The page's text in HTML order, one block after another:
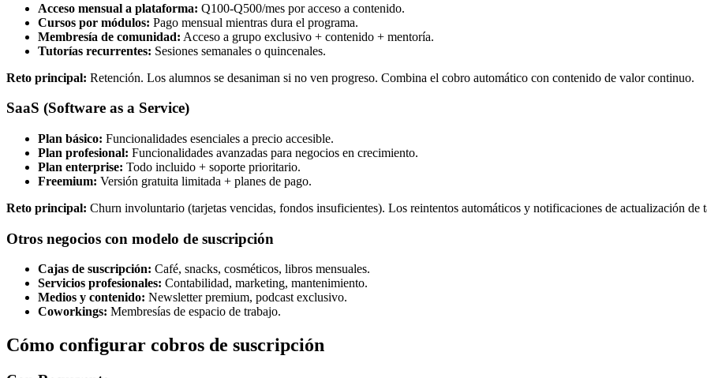
Acceso mensual a plataforma: Q100-Q500/mes por acceso a contenido.
Cursos por módulos: Pago mensual mientras dura el programa.
Membresía de comunidad: Acceso a grupo exclusivo + contenido + mentoría.
Tutorías recurrentes: Sesiones semanales o quincenales.
Reto principal: Retención. Los alumnos se desaniman si no ven progreso. Combina el cobro automático con contenido de valor continuo.
SaaS (Software as a Service)
Plan básico: Funcionalidades esenciales a precio accesible.
Plan profesional: Funcionalidades avanzadas para negocios en crecimiento.
Plan enterprise: Todo incluido + soporte prioritario.
Freemium: Versión gratuita limitada + planes de pago.
Reto principal: Churn involuntario (tarjetas vencidas, fondos insuficientes). Los reintentos automáticos y notificaciones de actualización de
Otros negocios con modelo de suscripción
Cajas de suscripción: Café, snacks, cosméticos, libros mensuales.
Servicios profesionales: Contabilidad, marketing, mantenimiento.
Medios y contenido: Newsletter premium, podcast exclusivo.
Coworkings: Membresías de espacio de trabajo.
Cómo configurar cobros de suscripción